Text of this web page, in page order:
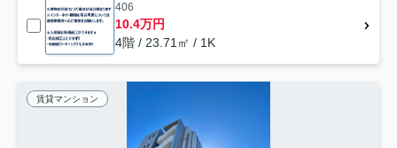
406
10.4万円
4階 / 23.71㎡ / 1K
賃貸マンション